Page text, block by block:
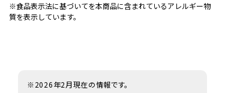
※食品表示法に基づいてを本商品に含まれているアレルギー物
質を表示しています。
※2026年2月現在の情報です。